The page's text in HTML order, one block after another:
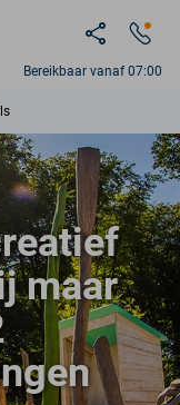
Bereikbaar vanaf 07:00
9,4
maar